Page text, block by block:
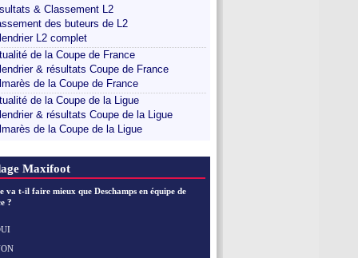
& Classement L2
des buteurs de L2
L2 complet
de la Coupe de France
& résultats Coupe de France
de la Coupe de France
de la Coupe de la Ligue
& résultats Coupe de la Ligue
de la Coupe de la Ligue
Maxifoot
va t-il faire mieux que Deschamps en équipe de
?